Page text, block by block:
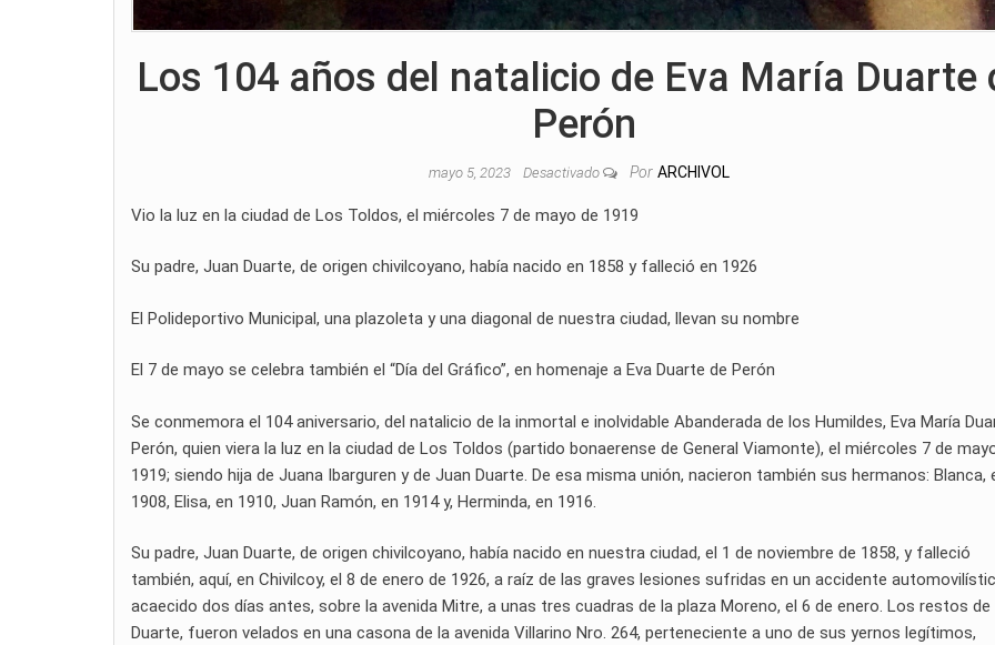
Los 104 años del natalicio de Eva María Duarte
Perón
mayo 5, 2023 Desactivado Por ARCHIVOL
Vio la luz en la ciudad de Los Toldos, el miércoles 7 de mayo de 1919
Su padre, Juan Duarte, de origen chivilcoyano, había nacido en 1858 y falleció en 1926
El Polideportivo Municipal, una plazoleta y una diagonal de nuestra ciudad, llevan su nombre
El 7 de mayo se celebra también el “Día del Gráfico”, en homenaje a Eva Duarte de Perón
Se conmemora el 104 aniversario, del natalicio de la inmortal e inolvidable Abanderada de los Humildes, Eva María
Perón, quien viera la luz en la ciudad de Los Toldos (partido bonaerense de General Viamonte), el miércoles 7 de
1919; siendo hija de Juana Ibarguren y de Juan Duarte. De esa misma unión, nacieron también sus hermanos: Blanca,
1908, Elisa, en 1910, Juan Ramón, en 1914 y, Herminda, en 1916.
Su padre, Juan Duarte, de origen chivilcoyano, había nacido en nuestra ciudad, el 1 de noviembre de 1858, y falleció
también, aquí, en Chivilcoy, el 8 de enero de 1926, a raíz de las graves lesiones sufridas en un accidente
acaecido dos días antes, sobre la avenida Mitre, a unas tres cuadras de la plaza Moreno, el 6 de enero. Los restos de
Duarte, fueron velados en una casona de la avenida Villarino Nro. 264, perteneciente a uno de sus yernos legítimos,